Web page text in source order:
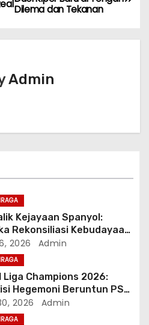
Dilema dan Tekanan
Admin
Kejayaan Spanyol:
Rekonsiliasi Kebudayaan
Ego Kedaerahan
2026 Admin
Liga Champions 2026:
Hegemoni Beruntun PSG
Misi Sejarah Baru
di Budapest
2026 Admin